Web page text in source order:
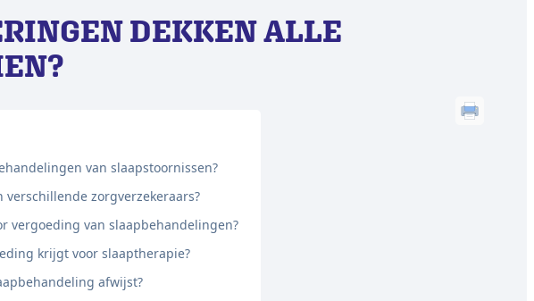
DEKKEN ALLE
van slaapstoornissen?
zorgverzekeraars?
vergoeding van slaapbehandelingen?
krijgt voor slaaptherapie?
afwijst?